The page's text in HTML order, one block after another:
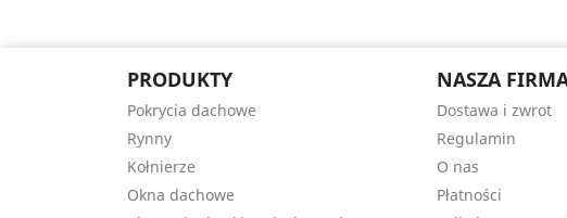
PRODUKTY
Pokrycia dachowe
Rynny
Kołnierze
Okna dachowe
NASZA
Dostawa i zwrot
Regulamin
O nas
Płatności